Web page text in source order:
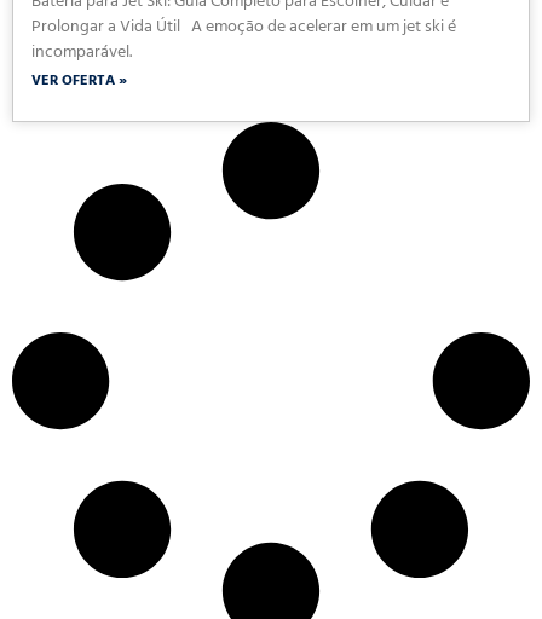
Prolongar a Vida Útil A emoção de acelerar em um jet ski é
incomparável.
VER OFERTA »